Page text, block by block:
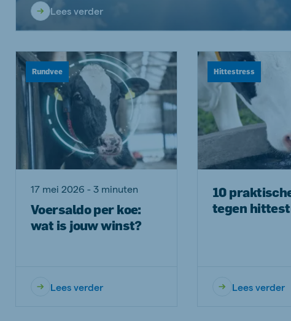
Lees verder
Rundvee
17 mei 2026 - 3 minuten
Voersaldo per koe:
wat is jouw winst?
Lees verder
Hittestress
10
tegen
Lees verder